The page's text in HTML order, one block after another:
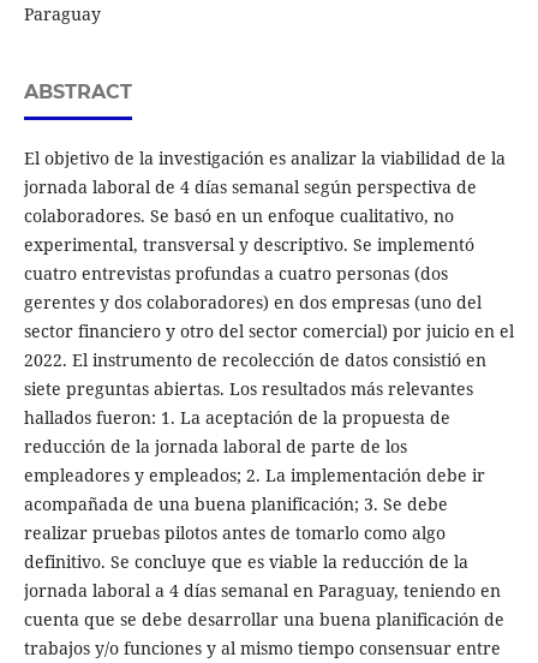
Paraguay
ABSTRACT
El objetivo de la investigación es analizar la viabilidad de la
jornada laboral de 4 días semanal según perspectiva de
colaboradores. Se basó en un enfoque cualitativo, no
experimental, transversal y descriptivo. Se implementó
cuatro entrevistas profundas a cuatro personas (dos
gerentes y dos colaboradores) en dos empresas (uno del
sector financiero y otro del sector comercial) por juicio en el
2022. El instrumento de recolección de datos consistió en
siete preguntas abiertas. Los resultados más relevantes
hallados fueron: 1. La aceptación de la propuesta de
reducción de la jornada laboral de parte de los
empleadores y empleados; 2. La implementación debe ir
acompañada de una buena planificación; 3. Se debe
realizar pruebas pilotos antes de tomarlo como algo
definitivo. Se concluye que es viable la reducción de la
jornada laboral a 4 días semanal en Paraguay, teniendo en
cuenta que se debe desarrollar una buena planificación de
trabajos y/o funciones y al mismo tiempo consensuar entre